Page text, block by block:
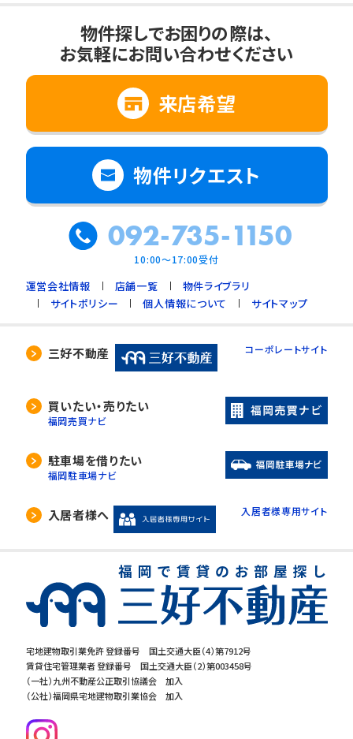
宅地建物取引業免許 登録番号 国土交通大臣（4）第7912号
賃貸住宅管理業者 登録番号 国土交通大臣（2）第003458号
（一社）九州不動産公正取引協議会 加入
（公社）福岡県宅地建物取引業協会 加入
物件探しでお困りの際は、
お気軽にお問い合わせください
来店希望
物件リクエスト
092-735-1150
10:00～17:00受付
運営会社情報 店舗一覧
物件ライブラリ
サイトポリシー
個人情報について サイトマップ
三好不動産 コーポレートサイト
買いたい・売りたい
福岡売買ナビ
駐車場を借りたい
福岡駐車場ナビ
入居者様へ 入居者様専用サイト